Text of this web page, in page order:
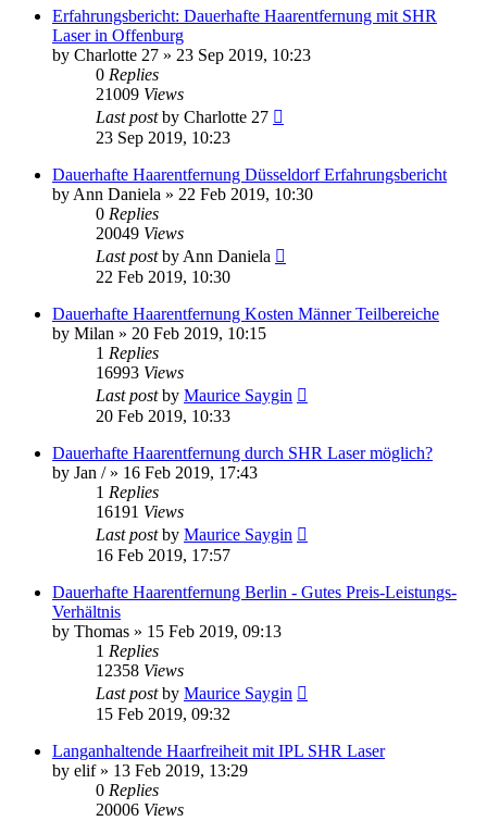
Erfahrungsbericht: Dauerhafte Haarentfernung mit SHR
Laser in Offenburg
by Charlotte 27 » 23 Sep 2019, 10:23
0 Replies
21009 Views
Last postby Charlotte 27
23 Sep 2019, 10:23
Dauerhafte Haarentfernung Düsseldorf Erfahrungsbericht
by Ann Daniela » 22 Feb 2019, 10:30
0 Replies
20049 Views
Last postby Ann Daniela
22 Feb 2019, 10:30
Dauerhafte Haarentfernung Kosten Männer Teilbereiche
by Milan » 20 Feb 2019, 10:15
1 Replies
16993 Views
Last postby Maurice Saygin
20 Feb 2019, 10:33
Dauerhafte Haarentfernung durch SHR Laser möglich?
by Jan /» 16 Feb 2019, 17:43
1 Replies
16191 Views
Last postby Maurice Saygin
16 Feb 2019, 17:57
Dauerhafte Haarentfernung Berlin - Gutes Preis-Leistungs-
Verhältnis
by Thomas » 15 Feb 2019, 09:13
1 Replies
12358 Views
Last postby Maurice Saygin
15 Feb 2019, 09:32
Langanhaltende Haarfreiheit mit IPL SHR Laser
by elif» 13 Feb 2019, 13:29
0 Replies
20006 Views